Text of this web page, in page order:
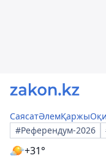
СаясатӘлемҚаржы
#Референдум-2026
+31°